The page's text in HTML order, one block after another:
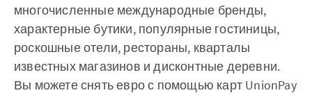
многочисленные международные бренды,
характерные бутики, популярные гостиницы,
роскошные отели, рестораны, кварталы
известных магазинов и дисконтные деревни.
Вы можете снять евро с помощью карт UnionPay